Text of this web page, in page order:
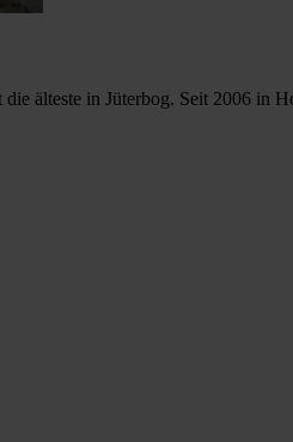
älteste in Jüterbog. Seit 2006